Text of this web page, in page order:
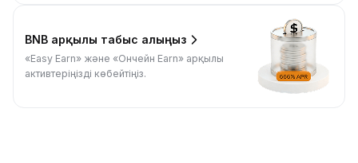
BNB арқылы табыс алыңыз
«Easy Earn» және «Ончейн Earn» арқылы
активтеріңізді көбейтіңіз.